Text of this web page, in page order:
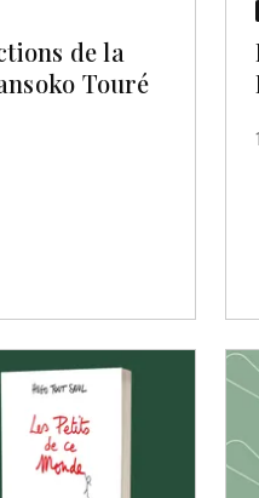
de la
Touré